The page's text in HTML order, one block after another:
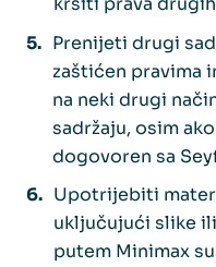
Prenijeti drugi
zaštićen pravima
na neki drugi
sadržaju, osim
dogovoren sa
Upotrijebiti
uključujući slike
putem Minimax